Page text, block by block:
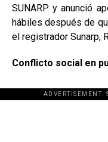
SUNARP y anunció
hábiles después de
el registrador Sunarp,
Conflicto social en
ADVERTISEMENT.